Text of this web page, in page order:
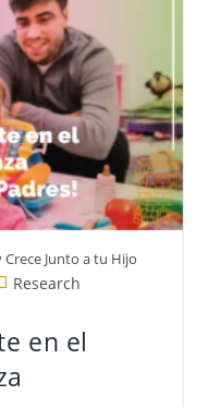
Junto a tu Hijo
Research
en el